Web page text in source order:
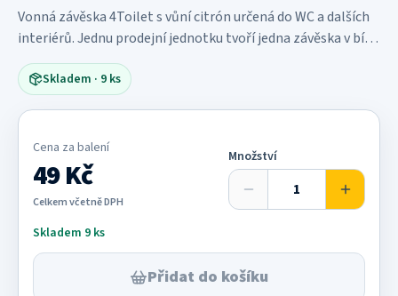
Vonná závěska 4Toilet s vůní citrón určená do WC a dalších
interiérů. Jednu prodejní jednotku tvoří jedna závěska v bílé
provedení.
Skladem · 9 ks
Cena za balení
49 Kč
Celkem včetně DPH
Množství
Skladem 9 ks
Přidat do košíku